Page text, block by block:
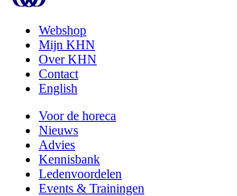
Webshop
Mijn KHN
Over KHN
Contact
English
Voor de horeca
Nieuws
Advies
Kennisbank
Ledenvoordelen
Events & Trainingen